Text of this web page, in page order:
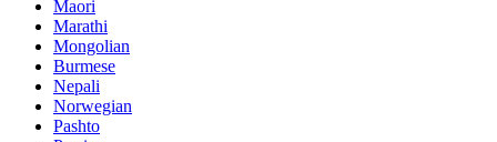
Maori
Marathi
Mongolian
Burmese
Nepali
Norwegian
Pashto